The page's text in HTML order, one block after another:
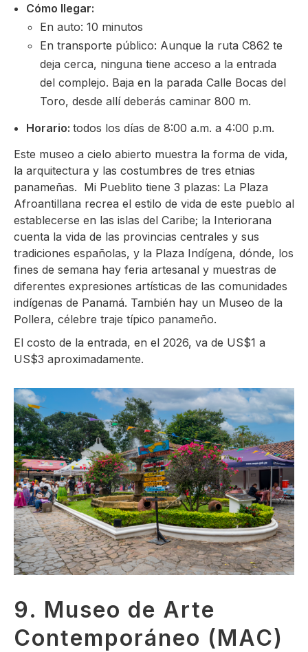
Cómo llegar:
En auto: 10 minutos
En transporte público: Aunque la ruta C862 te
deja cerca, ninguna tiene acceso a la entrada
del complejo. Baja en la parada Calle Bocas del
Toro, desde allí deberás caminar 800 m.
Horario: todos los días de 8:00 a.m. a 4:00 p.m.
Este museo a cielo abierto muestra la forma de vida,
la arquitectura y las costumbres de tres etnias
panameñas. Mi Pueblito tiene 3 plazas: La Plaza
Afroantillana recrea el estilo de vida de este pueblo al
establecerse en las islas del Caribe; la Interiorana
cuenta la vida de las provincias centrales y sus
tradiciones españolas, y la Plaza Indígena, dónde, los
fines de semana hay feria artesanal y muestras de
diferentes expresiones artísticas de las comunidades
indígenas de Panamá. También hay un Museo de la
Pollera, célebre traje típico panameño.
El costo de la entrada, en el 2026, va de US$1 a
US$3 aproximadamente.
9. Museo de Arte
Contemporáneo (MAC)